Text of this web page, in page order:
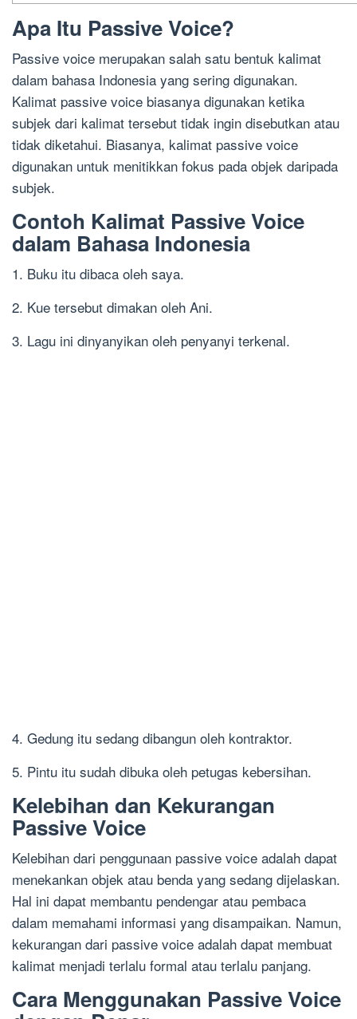
Apa Itu Passive Voice?
Passive voice merupakan salah satu bentuk kalimat
dalam bahasa Indonesia yang sering digunakan.
Kalimat passive voice biasanya digunakan ketika
subjek dari kalimat tersebut tidak ingin disebutkan atau
tidak diketahui. Biasanya, kalimat passive voice
digunakan untuk menitikkan fokus pada objek daripada
subjek.
Contoh Kalimat Passive Voice
dalam Bahasa Indonesia
1. Buku itu dibaca oleh saya.
2. Kue tersebut dimakan oleh Ani.
3. Lagu ini dinyanyikan oleh penyanyi terkenal.
4. Gedung itu sedang dibangun oleh kontraktor.
5. Pintu itu sudah dibuka oleh petugas kebersihan.
Kelebihan dan Kekurangan
Passive Voice
Kelebihan dari penggunaan passive voice adalah dapat
menekankan objek atau benda yang sedang dijelaskan.
Hal ini dapat membantu pendengar atau pembaca
dalam memahami informasi yang disampaikan. Namun,
kekurangan dari passive voice adalah dapat membuat
kalimat menjadi terlalu formal atau terlalu panjang.
Cara Menggunakan Passive Voice